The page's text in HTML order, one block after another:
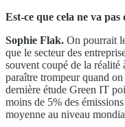
Est-ce que cela ne va pas
Sophie Flak. On pourrait
que le secteur des
souvent coupé de la
paraître trompeur quand
dernière étude Green IT
moins de 5% des
moyenne au niveau